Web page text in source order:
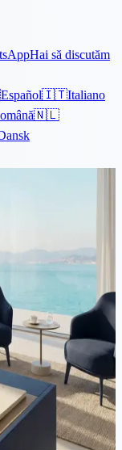
Hai să discutăm
Español🇮🇹Italiano
🇳🇱
o mișcare
lume, atrași de
Acest ghid vă va